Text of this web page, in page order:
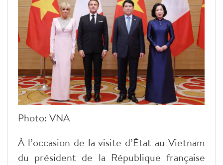
Photo: VNA
À l’occasion de la visite d’État au Vietnam
du président de la République française